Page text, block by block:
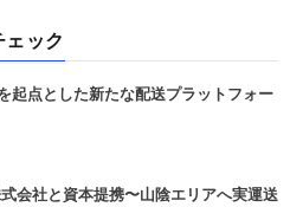
ェック
点とした新たな配送プラットフォー
会社と資本提携〜山陰エリアへ実運送